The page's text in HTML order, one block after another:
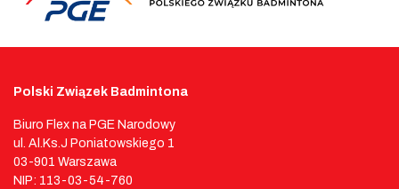
Polski Związek Badmintona
Biuro Flex na PGE Narodowy
ul. Al.Ks.J Poniatowskiego 1
03-901 Warszawa
NIP: 113-03-54-760